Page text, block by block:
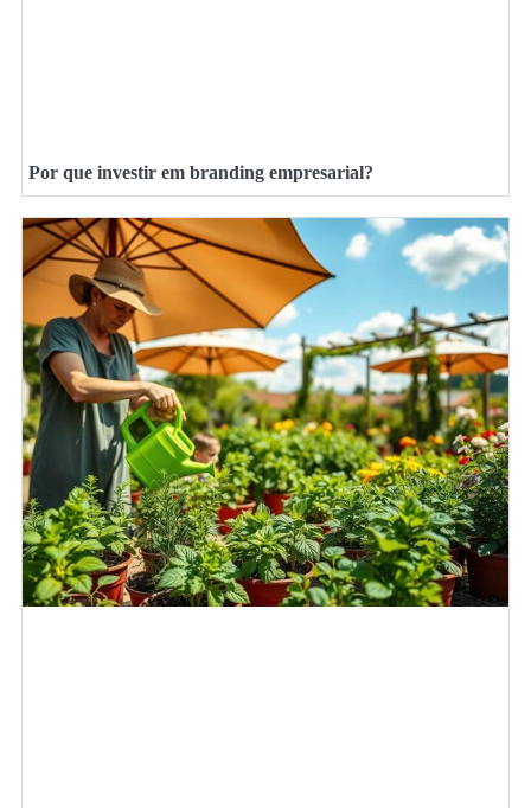
Por que investir em branding empresarial?